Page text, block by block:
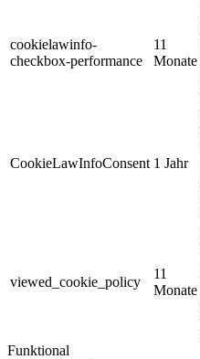
cookielawinfo-
checkbox-performance
11
Monate
CookieLawInfoConsent 1 Jahr
viewed_cookie_policy
11
Monate
Funktional